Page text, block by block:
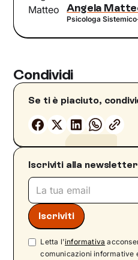
Angela
Psicologa
Condividi
Se ti è piaciuto,
Iscriviti alla newsletter
Letta l'informativa
comunicazioni informative